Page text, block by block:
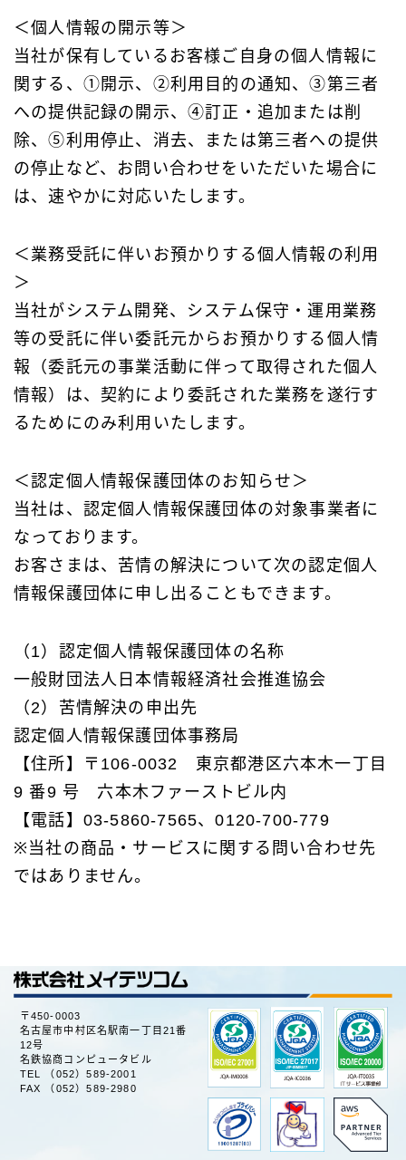
＜個⼈情報の開示等＞
当社が保有しているお客様ご⾃⾝の個⼈情報に
関する、①開示、②利⽤目的の通知、③第三者
への提供記録の開示、④訂正・追加または削
除、⑤利⽤停⽌、消去、または第三者への提供
の停⽌など、お問い合わせをいただいた場合に
は、速やかに対応いたします。
＜業務受託に伴いお預かりする個人情報の利用
＞
当社がシステム開発、システム保守・運用業務
等の受託に伴い委託元からお預かりする個人情
報（委託元の事業活動に伴って取得された個⼈
情報）は、契約により委託された業務を遂行す
るためにのみ利用いたします。
＜認定個人情報保護団体のお知らせ＞
当社は、認定個人情報保護団体の対象事業者に
なっております。
お客さまは、苦情の解決について次の認定個人
情報保護団体に申し出ることもできます。
（1）認定個人情報保護団体の名称
一般財団法人日本情報経済社会推進協会
（2）苦情解決の申出先
認定個人情報保護団体事務局
【住所】〒106-0032 東京都港区六本木一丁目
9 番9 号 六本木ファーストビル内
【電話】03-5860-7565、0120-700-779
※当社の商品・サービスに関する問い合わせ先
ではありません。
〒450-0003
名古屋市中村区名駅南一丁目21番
12号
名鉄協商コンピュータビル
TEL （052）589-2001
FAX （052）589-2980